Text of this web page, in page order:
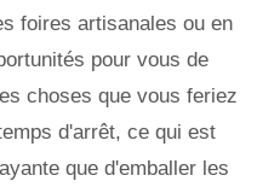
foires artisanales ou en
pour vous de
choses que vous feriez
d'arrêt, ce qui est
que d'emballer les